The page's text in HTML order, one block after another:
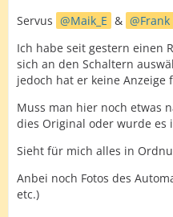
Servus Maik_E &
Ich habe seit gestern einen
sich an den Schaltern
jedoch hat er keine Anzeige
Muss man hier noch etwas
dies Original oder wurde es
Sieht für mich alles in
Anbei noch Fotos des
etc.)